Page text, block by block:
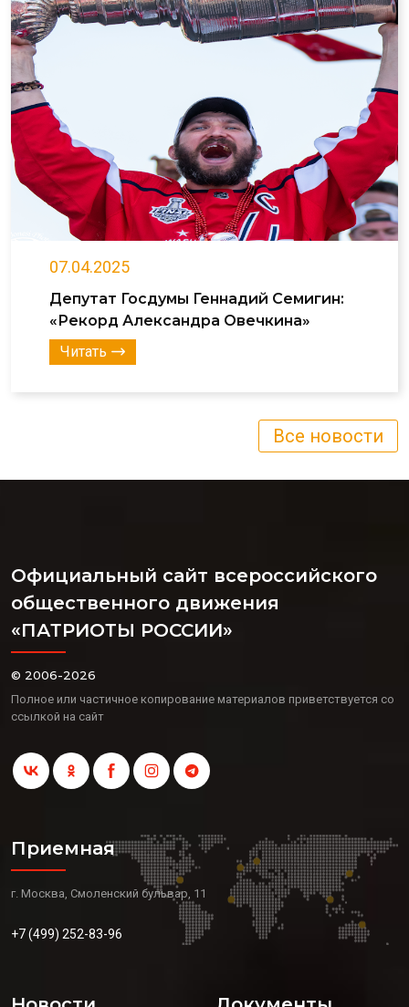
07.04.2025
Депутат Госдумы Геннадий Семигин:
«Рекорд Александра Овечкина»
Читать
Все новости
Официальный сайт всероссийского
общественного движения
«ПАТРИОТЫ РОССИИ»
© 2006-2026
Полное или частичное копирование материалов приветствуется со
ссылкой на сайт
Приемная
г. Москва, Смоленский бульвар, 11
+7 (499) 252-83-96